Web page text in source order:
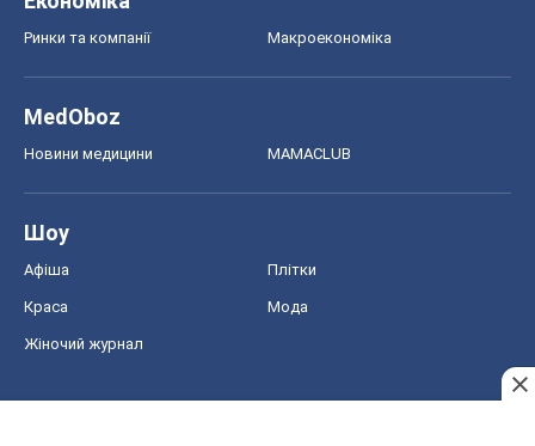
Ринки та компанії Макроекономіка
MedOboz
Новини медицини MAMACLUB
Шоу
Афіша Плітки
Краса Мода
Жіночий журнал